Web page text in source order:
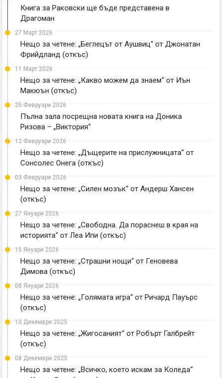
Книга за Раковски ще бъде представена в
Драгоман
27 Март 2026
Нещо за четене: „Беглецът от Аушвиц“ от Джонатан
Фрийдланд (откъс)
11 Март 2026
Нещо за четене: „Какво можем да знаем“ от Иън
Макюън (откъс)
25 Февруари 2026
Пълна зала посрещна новата книга на Доника
Ризова – „Виктория“
12 Февруари 2026
Нещо за четене: „Дъщерите на прислужницата“ от
Сонсолес Онега (откъс)
03 Февруари 2026
Нещо за четене: „Силен мозък“ от Андерш Хансен
(откъс)
27 Януари 2026
Нещо за четене: „Свободна. Да пораснеш в края на
историята“ от Леа Ипи (откъс)
15 Януари 2026
Нещо за четене: „Страшни нощи“ от Геновева
Димова (откъс)
08 Януари 2026
Нещо за четене: „Голямата игра“ от Ричард Пауърс
(откъс)
10 Декември 2025
Нещо за четене: „Жигосаният“ от Робърт Галбрейт
(откъс)
08 Декември 2025
Нещо за четене: „Всичко, което искам за Коледа“